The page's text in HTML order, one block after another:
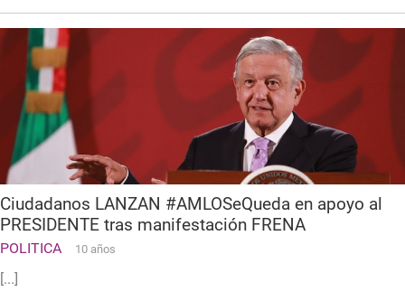
Ciudadanos LANZAN #AMLOSeQueda en apoyo al
PRESIDENTE tras manifestación FRENA
POLITICA 10 años
[...]